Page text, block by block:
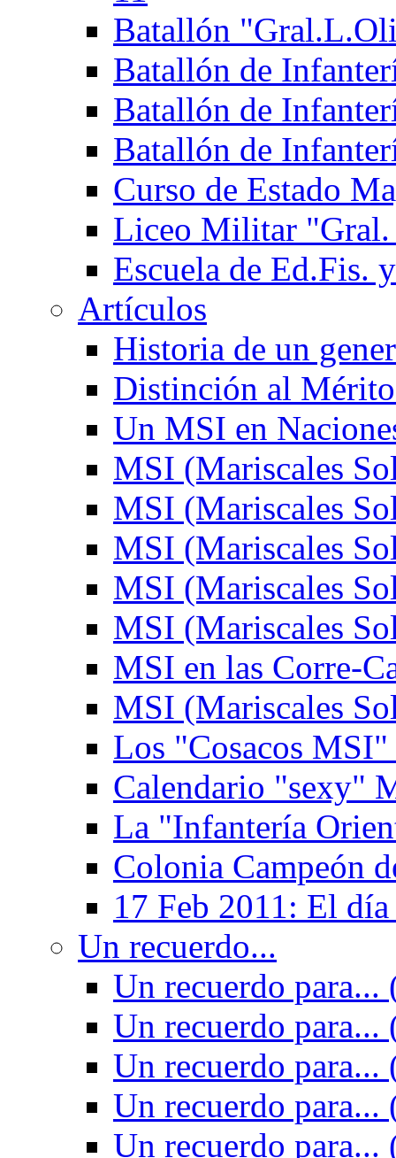
Batallón
Batallón de
Batallón de
Batallón de
Curso de Estado
Liceo Militar
Escuela de Ed.Fis.
Artículos
Historia de un
Distinción al
Un MSI en
MSI (Mariscales
MSI (Mariscales
MSI (Mariscales
MSI (Mariscales
MSI (Mariscales
MSI en las Corre-
MSI (Mariscales
Los "Cosacos
Calendario "sexy"
La "Infantería
Colonia Campeón
17 Feb 2011: El
Un recuerdo...
Un recuerdo para...
Un recuerdo para...
Un recuerdo para...
Un recuerdo para...
Un recuerdo para...